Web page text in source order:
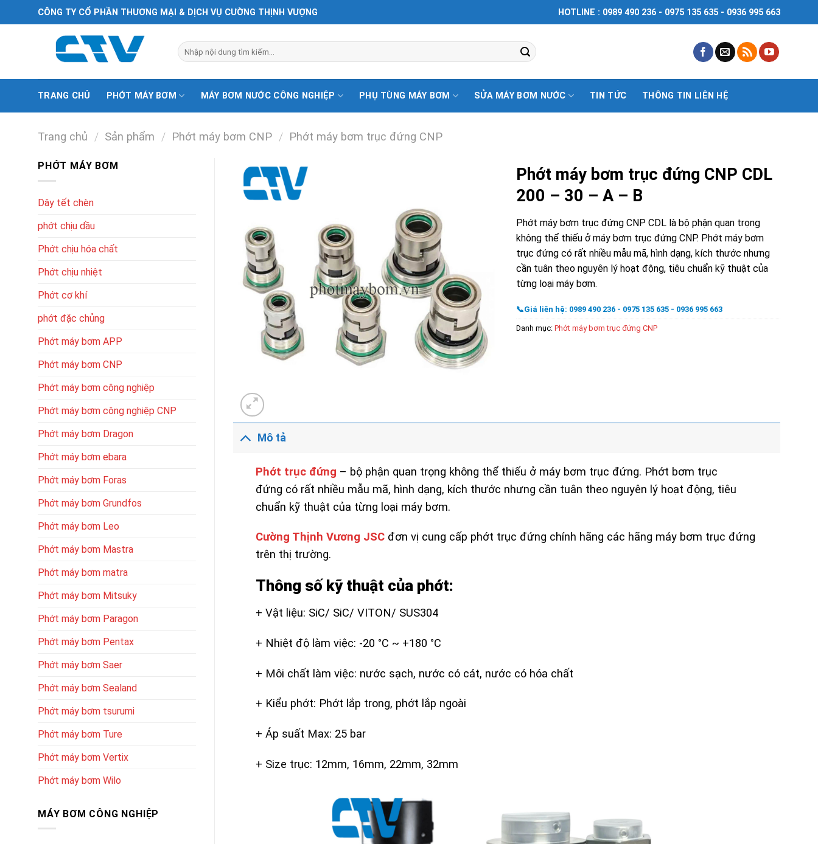
đến
CÔNG TY CỔ PHẦN THƯƠNG MẠI & DỊCH VỤ CƯỜNG THỊNH VƯỢNG HOTLINE : 0989 490 236 - 0975 135 635 - 0936 995 663
Tìm
kiếm:
TRANG CHỦ PHỚT MÁY BƠM MÁY BƠM NƯỚC CÔNG NGHIỆP PHỤ TÙNG MÁY BƠM SỬA MÁY BƠM NƯỚC TIN TỨC THÔNG TIN LIÊN HỆ
Trang chủ / Sản phẩm / Phớt máy bơm CNP / Phớt máy bơm trục đứng CNP
PHỚT MÁY BƠM
Dây tết chèn
phớt chịu dầu
Phớt chịu hóa chất
Phớt chịu nhiệt
Phớt cơ khí
phớt đặc chủng
Phớt máy bơm APP
Phớt máy bơm CNP
Phớt máy bơm công nghiệp
Phớt máy bơm công nghiệp CNP
Phớt máy bơm Dragon
Phớt máy bơm ebara
Phớt máy bơm Foras
Phớt máy bơm Grundfos
Phớt máy bơm Leo
Phớt máy bơm Mastra
Phớt máy bơm matra
Phớt máy bơm Mitsuky
Phớt máy bơm Paragon
Phớt máy bơm Pentax
Phớt máy bơm Saer
Phớt máy bơm Sealand
Phớt máy bơm tsurumi
Phớt máy bơm Ture
Phớt máy bơm Vertix
Phớt máy bơm Wilo
MÁY BƠM CÔNG NGHIỆP
Phớt máy bơm trục đứng CNP CDL
200 – 30 – A – B
Phớt máy bơm trục đứng CNP CDL là bộ phận quan trọng
không thể thiếu ở máy bơm trục đứng CNP. Phớt máy bơm
trục đứng có rất nhiều mẫu mã, hình dạng, kích thước nhưng
cần tuân theo nguyên lý hoạt động, tiêu chuẩn kỹ thuật của
từng loại máy bơm.
📞Giá liên hệ: 0989 490 236 - 0975 135 635 - 0936 995 663
Danh mục: Phớt máy bơm trục đứng CNP
Mô tả
Phớt trục đứng – bộ phận quan trọng không thể thiếu ở máy bơm trục đứng. Phớt bơm trục
đứng có rất nhiều mẫu mã, hình dạng, kích thước nhưng cần tuân theo nguyên lý hoạt động, tiêu
chuẩn kỹ thuật của từng loại máy bơm.
Cường Thịnh Vương JSCđơn vị cung cấp phớt trục đứng chính hãng các hãng máy bơm trục đứng
trên thị trường.
Thông số kỹ thuật của phớt:
+ Vật liệu: SiC/ SiC/ VITON/ SUS304
+ Nhiệt độ làm việc: -20 °C ~ +180 °C
+ Môi chất làm việc: nước sạch, nước có cát, nước có hóa chất
+ Kiểu phớt: Phớt lắp trong, phớt lắp ngoài
+ Áp suất Max: 25 bar
+ Size trục: 12mm, 16mm, 22mm, 32mm